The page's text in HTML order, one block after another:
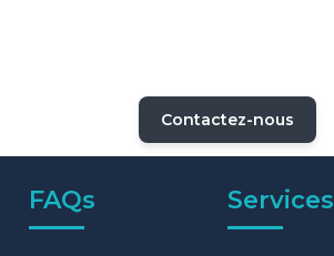
Contactez-nous
FAQs Services